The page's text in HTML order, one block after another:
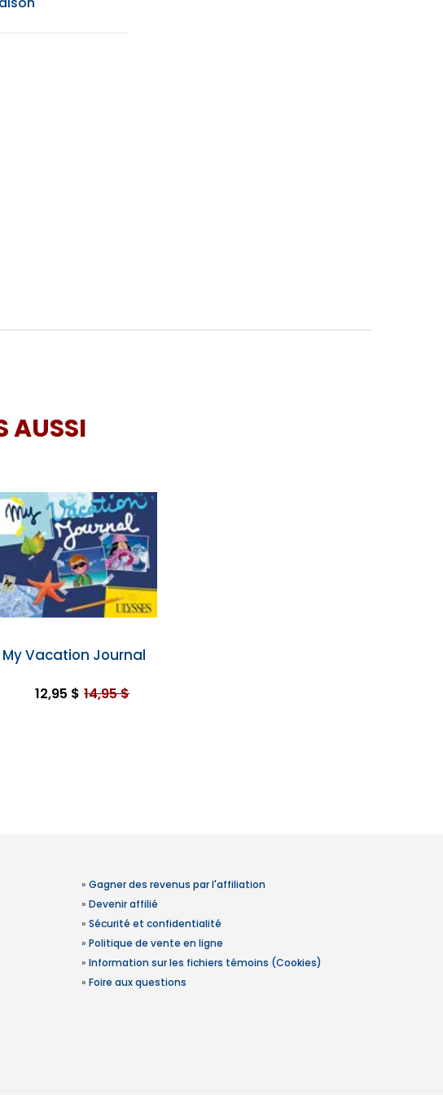
AUSSI
My Vacation Journal
12,95 $ 14,95 $
» Gagner des revenus par l'affiliation
» Devenir affilié
» Sécurité et confidentialité
» Politique de vente en ligne
» Information sur les fichiers témoins (Cookies)
» Foire aux questions